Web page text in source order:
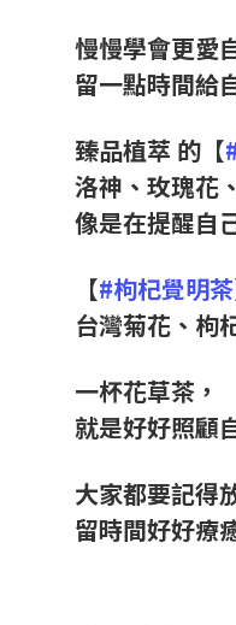
慢慢學會更愛
留一點時間給
臻品植萃 的【
洛神、玫瑰花
像是在提醒自
【#枸杞覺明茶
台灣菊花、枸
一杯花草茶，
就是好好照顧
大家都要記得
留時間好好療